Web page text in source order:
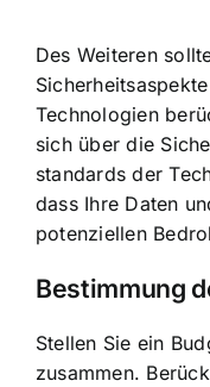
Des Weiteren
Technologien
sich über die
standards der
dass Ihre Daten
potenziellen
Bestimmung
Stellen Sie ein
zusammen.